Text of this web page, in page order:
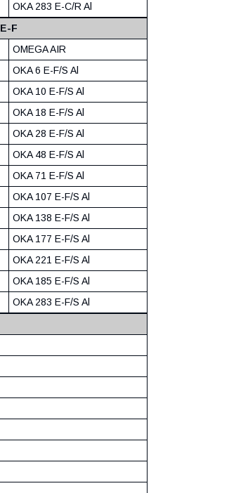
OKA 283 E-C/R Al
E-F
OMEGA AIR
OKA 6 E-F/S Al
OKA 10 E-F/S Al
OKA 18 E-F/S Al
OKA 28 E-F/S Al
OKA 48 E-F/S Al
OKA 71 E-F/S Al
OKA 107 E-F/S Al
OKA 138 E-F/S Al
OKA 177 E-F/S Al
OKA 221 E-F/S Al
OKA 185 E-F/S Al
OKA 283 E-F/S Al